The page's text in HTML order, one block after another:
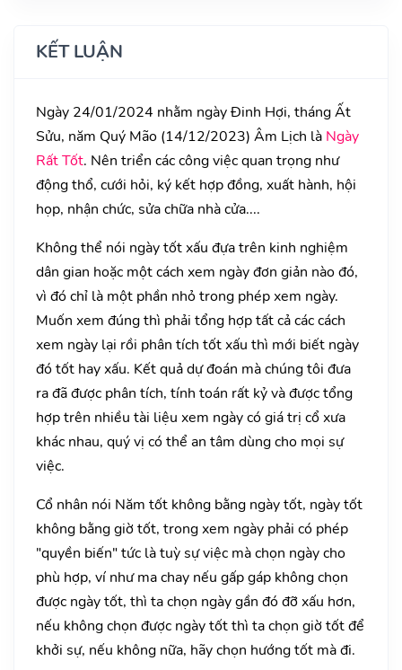
KẾT LUẬN
Ngày 24/01/2024 nhằm ngày Đinh Hợi, tháng Ất
Sửu, năm Quý Mão (14/12/2023) Âm Lịch là Ngày
Rất Tốt. Nên triển các công việc quan trọng như
động thổ, cưới hỏi, ký kết hợp đồng, xuất hành, hội
họp, nhận chức, sửa chữa nhà cửa....
Không thể nói ngày tốt xấu đựa trên kinh nghiệm
dân gian hoặc một cách xem ngày đơn giản nào đó,
vì đó chỉ là một phần nhỏ trong phép xem ngày.
Muốn xem đúng thì phải tổng hợp tất cả các cách
xem ngày lại rồi phân tích tốt xấu thì mới biết ngày
đó tốt hay xấu. Kết quả dự đoán mà chúng tôi đưa
ra đã được phân tích, tính toán rất kỷ và được tổng
hợp trên nhiều tài liệu xem ngày có giá trị cổ xưa
khác nhau, quý vị có thể an tâm dùng cho mọi sự
việc.
Cổ nhân nói Năm tốt không bằng ngày tốt, ngày tốt
không bằng giờ tốt, trong xem ngày phải có phép
"quyền biến" tức là tuỳ sự việc mà chọn ngày cho
phù hợp, ví như ma chay nếu gấp gáp không chọn
được ngày tốt, thì ta chọn ngày gần đó đỡ xấu hơn,
nếu không chọn được ngày tốt thì ta chọn giờ tốt để
khởi sự, nếu không nữa, hãy chọn hướng tốt mà đi.